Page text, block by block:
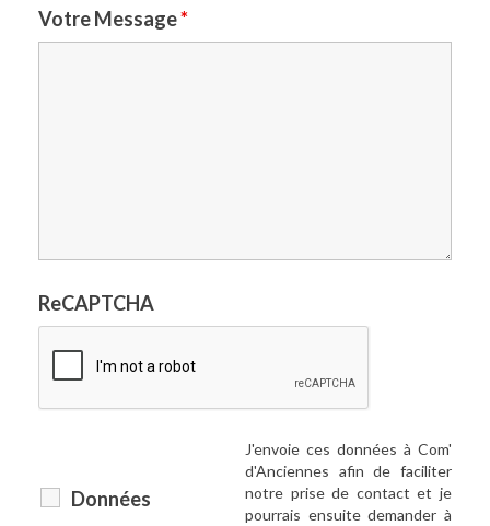
Votre Message*
ReCAPTCHA
Données
J'envoie ces données à Com'
d'Anciennes afin de faciliter
notre prise de contact et je
pourrais ensuite demander à